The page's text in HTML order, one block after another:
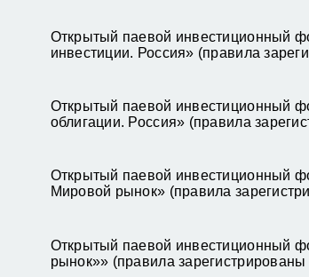
Открытый паевой инвестиционный
инвестиции. Россия» (правила
Открытый паевой инвестиционный
облигации. Россия» (правила
Открытый паевой инвестиционный
Мировой рынок» (правила
Открытый паевой инвестиционный
рынок»» (правила